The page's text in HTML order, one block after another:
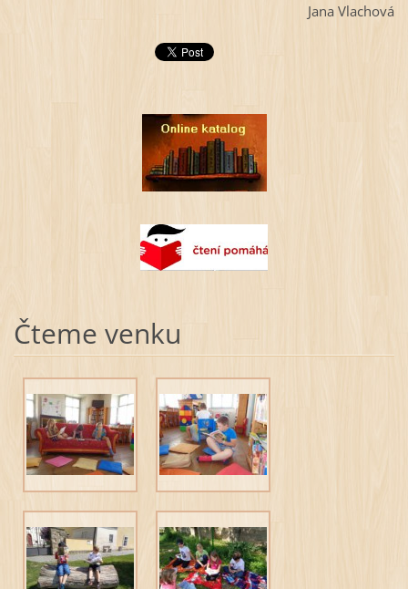
Jana Vlachová
Čteme venku